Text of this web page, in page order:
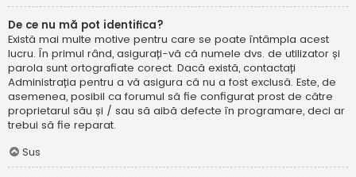
De ce nu mă pot identifica?
Există mai multe motive pentru care se poate întâmpla acest
lucru. În primul rând, asigurați-vă că numele dvs. de utilizator și
parola sunt ortografiate corect. Dacă există, contactați
Administrația pentru a vă asigura că nu a fost exclusă. Este, de
asemenea, posibil ca forumul să fie configurat prost de către
proprietarul său și / sau să aibă defecte în programare, deci ar
trebui să fie reparat.
Sus